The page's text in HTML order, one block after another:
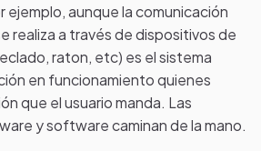
ejemplo, aunque la comunicación
realiza a través de dispositivos de
raton, etc) es el sistema
en funcionamiento quienes
que el usuario manda. Las
y software caminan de la mano.